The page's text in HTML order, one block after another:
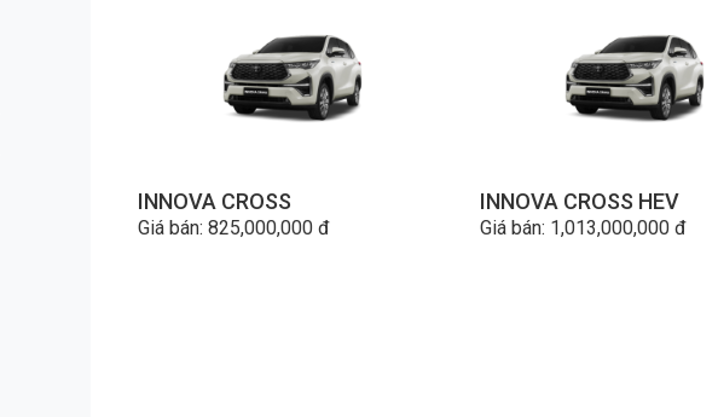
INNOVA CROSS
Giá bán: 825,000,000 đ
INNOVA CROSS HEV
Giá bán: 1,013,000,000 đ